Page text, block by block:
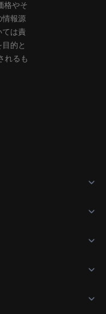
格やそ
情報源
ては責
的と
れるも